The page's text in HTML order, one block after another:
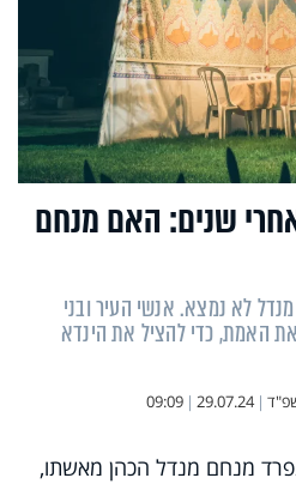
שנים: האם מנחם
לא נמצא. אנשי העיר ובני
האמת, כדי להציל את הינדא
|
29.07.24
|
09:09
מנחם מנדל הכהן מאשתו,